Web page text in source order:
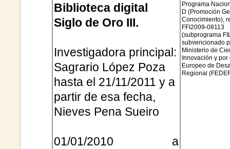
Biblioteca digital
Siglo de Oro III.
Investigadora principal:
Sagrario López Poza
hasta el 21/11/2011 y a
partir de esa fecha,
Nieves Pena Sueiro
01/01/2010 a
Programa
D (Promoción
Conocimiento),
FFI2009-08113
(subprograma
subvencionado
Ministerio de
Innovación y
Europeo de
Regional (